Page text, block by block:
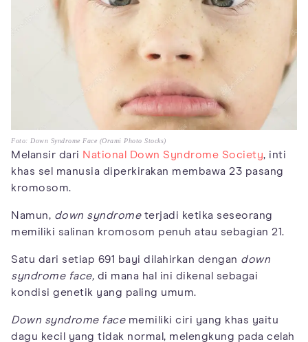
Foto: Down Syndrome Face (Orami Photo Stocks)
Melansir dari National Down Syndrome Society, inti
khas sel manusia diperkirakan membawa 23 pasang
kromosom.
Namun, down syndrometerjadi ketika seseorang
memiliki salinan kromosom penuh atau sebagian 21.
Satu dari setiap 691 bayi dilahirkan dengan down
syndrome face, di mana hal ini dikenal sebagai
kondisi genetik yang paling umum.
Down syndrome facememiliki ciri yang khas yaitu
dagu kecil yang tidak normal, melengkung pada celah